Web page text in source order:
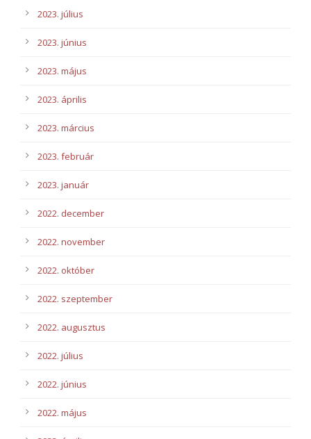
2023. július
2023. június
2023. május
2023. április
2023. március
2023. február
2023. január
2022. december
2022. november
2022. október
2022. szeptember
2022. augusztus
2022. július
2022. június
2022. május